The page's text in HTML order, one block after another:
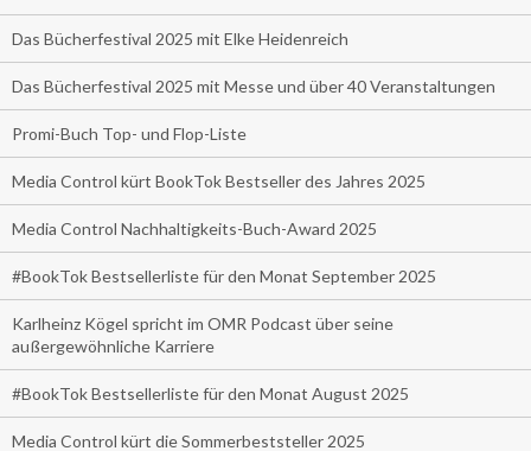
Das Bücherfestival 2025 mit Elke Heidenreich
Das Bücherfestival 2025 mit Messe und über 40 Veranstaltungen
Promi-Buch Top- und Flop-Liste
Media Control kürt BookTok Bestseller des Jahres 2025
Media Control Nachhaltigkeits-Buch-Award 2025
#BookTok Bestsellerliste für den Monat September 2025
Karlheinz Kögel spricht im OMR Podcast über seine
außergewöhnliche Karriere
#BookTok Bestsellerliste für den Monat August 2025
Media Control kürt die Sommerbeststeller 2025